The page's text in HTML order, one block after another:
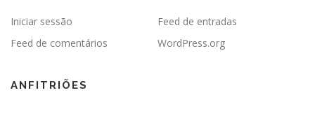
Iniciar sessão
Feed de entradas
Feed de comentários
WordPress.org
ANFITRIÕES